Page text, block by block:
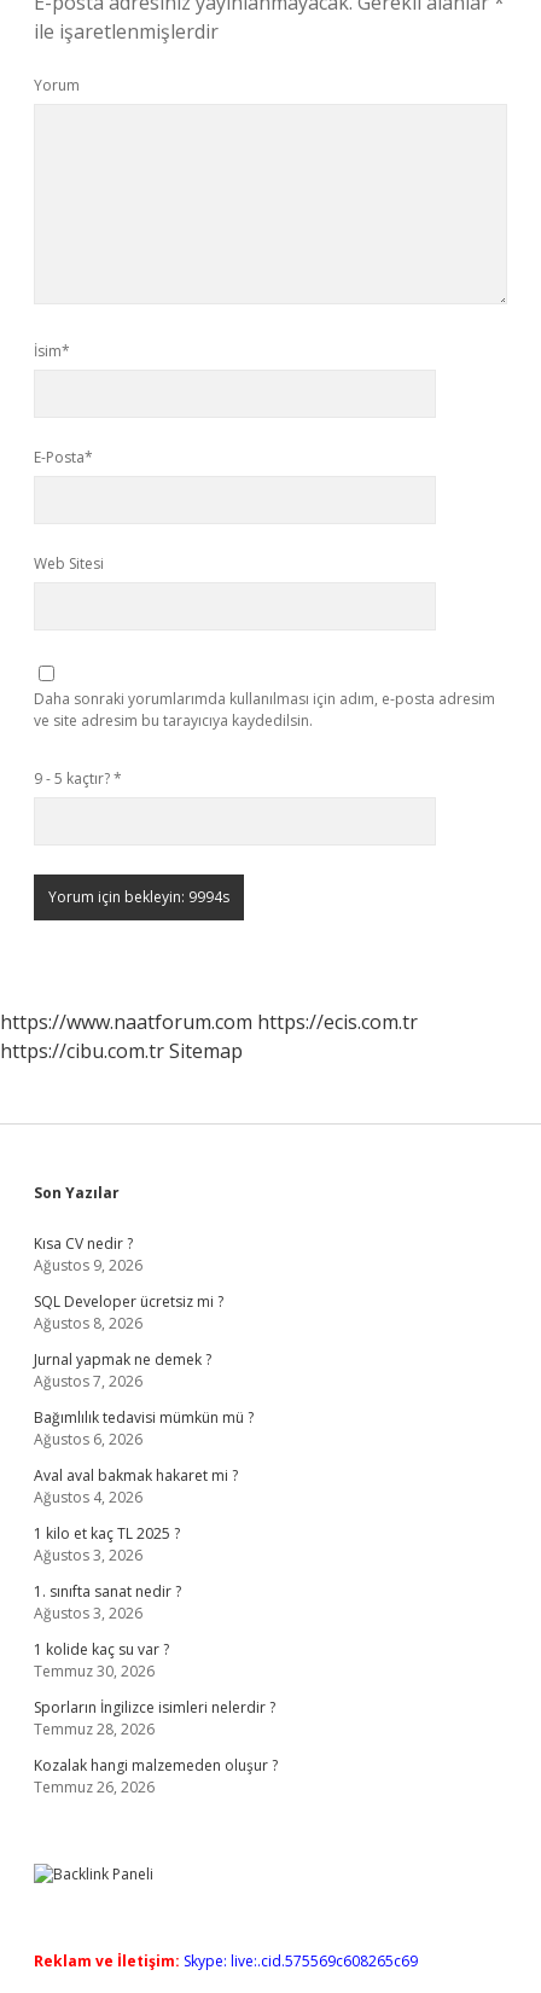
ile işaretlenmişlerdir
Yorum
İsim*
E-Posta*
Web Sitesi
Daha sonraki yorumlarımda kullanılması için adım, e-posta adresim
ve site adresim bu tarayıcıya kaydedilsin.
9 - 5 kaçtır?*
https://www.naatforum.com https://ecis.com.tr
https://cibu.com.trSitemap
Sidebar
Son Yazılar
Kısa CV nedir ?
Ağustos 9, 2026
SQL Developer ücretsiz mi ?
Ağustos 8, 2026
Jurnal yapmak ne demek ?
Ağustos 7, 2026
Bağımlılık tedavisi mümkün mü ?
Ağustos 6, 2026
Aval aval bakmak hakaret mi ?
Ağustos 4, 2026
1 kilo et kaç TL 2025 ?
Ağustos 3, 2026
1. sınıfta sanat nedir ?
Ağustos 3, 2026
1 kolide kaç su var ?
Temmuz 30, 2026
Sporların İngilizce isimleri nelerdir ?
Temmuz 28, 2026
Kozalak hangi malzemeden oluşur ?
Temmuz 26, 2026
Reklam ve İletişim: Skype: live:.cid.575569c608265c69